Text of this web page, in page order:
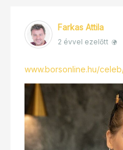
Farkas Attila
2 évvel ezelőtt
www.borsonline.hu/